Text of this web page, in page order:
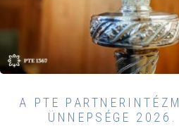
A PTE
ÜNNEPSÉGE